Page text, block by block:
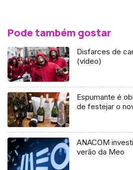
Pode também gostar
Disfarces de
(vídeo)
Espumante é
de festejar o
ANACOM
verão da Meo